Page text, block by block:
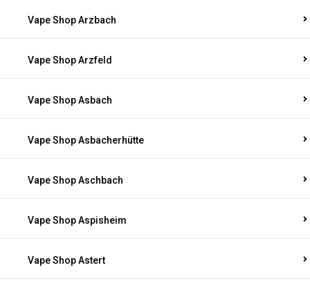
Vape Shop Arzbach
Vape Shop Arzfeld
Vape Shop Asbach
Vape Shop Asbacherhütte
Vape Shop Aschbach
Vape Shop Aspisheim
Vape Shop Astert